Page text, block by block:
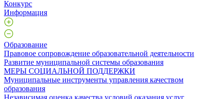
Конкурс
Информация
Образование
Правовое сопровождение образовательной деятельности
Развитие муниципальной системы образования
МЕРЫ СОЦИАЛЬНОЙ ПОДДЕРЖКИ
Муниципальные инструменты управления качеством
образования
Независимая оценка качества условий оказания услуг